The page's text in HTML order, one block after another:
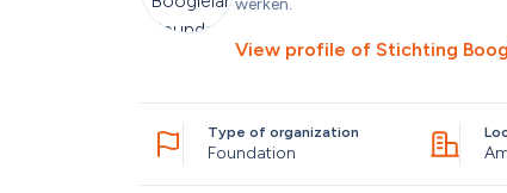
werken.
View profile of Stichting
Type of organization
Foundation